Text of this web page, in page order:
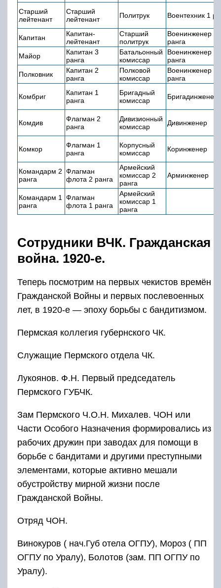
Старший
лейтенант
Старший
лейтенант
Политрук Воентехник 1
Капитан
Капитан-
лейтенант
Старший
политрук
Военинженер 3
ранга
Майор
Капитан 3
ранга
Батальонный
комиссар
Военинженер 2
ранга
Полковник
Капитан 2
ранга
Полковой
комиссар
Военинженер 1
ранга
Комбриг
Капитан 1
ранга
Бригадный
комиссар
Бригадинженер
Комдив
Флагман 2
ранга
Дивизионный
комиссар
Дивинженер
Комкор
Флагман 1
ранга
Корпусный
комиссар
Коринженер
Командарм 2
ранга
Флагман
флота 2 ранга
Армейский
комиссар 2
ранга
Арминженер
Командарм 1
ранга
Флагман
флота 1 ранга
Армейский
комиссар 1
ранга
Сотрудники ВЧК. Гражданская
война. 1920-е.
Теперь посмотрим на первых чекистов времён
Гражданской Войны и первых послевоенных
лет, в 1920-е — эпоху борьбы с бандитизмом.
Пермская коллегия губернского ЧК.
Служащие Пермского отдела ЧК.
Лукоянов. Ф.Н. Первый председатель
Пермского ГУБЧК.
Зам Пермского Ч.О.Н. Михалев. ЧОН или
Части Особого Назначения формировались из
рабочих дружин при заводах для помощи в
борьбе с бандитами и другими преступными
элементами, которые активно мешали
обустройству мирной жизни после
Гражданской Войны.
Отряд ЧОН.
Винокуров ( нач.Губ отела ОГПУ), Мороз ( ПП
ОГПУ по Уралу), Болотов (зам. ПП ОГПУ по
Уралу).